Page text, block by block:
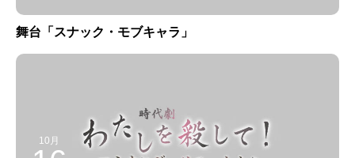
舞台「スナック・モブキャラ」
10月